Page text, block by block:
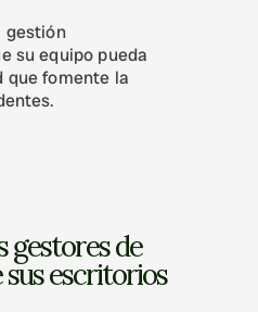
gestión
su equipo pueda
que fomente la
gestores de
escritorios